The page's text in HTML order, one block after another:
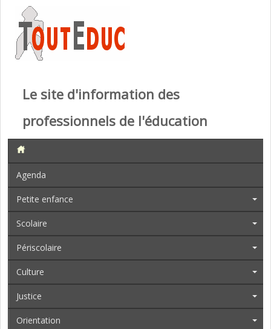
Le site d'information des
professionnels de l'éducation
Agenda
Petite enfance
Scolaire
Périscolaire
Culture
Justice
Orientation